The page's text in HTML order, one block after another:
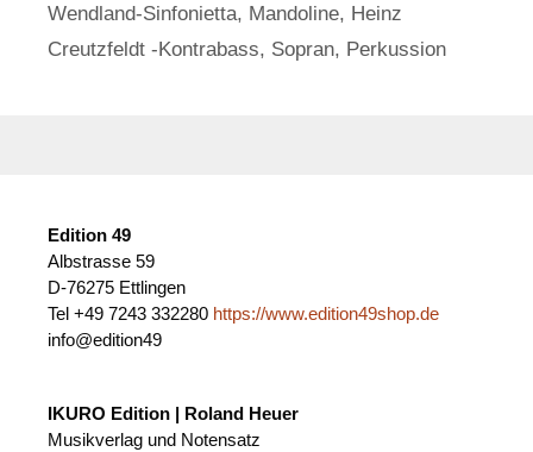
Wendland-Sinfonietta, Mandoline, Heinz
Creutzfeldt -Kontrabass, Sopran, Perkussion
Edition 49
Albstrasse 59
D-76275 Ettlingen
Tel +49 7243 332280 https://www.edition49shop.de
info@edition49
IKURO Edition | Roland Heuer
Musikverlag und Notensatz